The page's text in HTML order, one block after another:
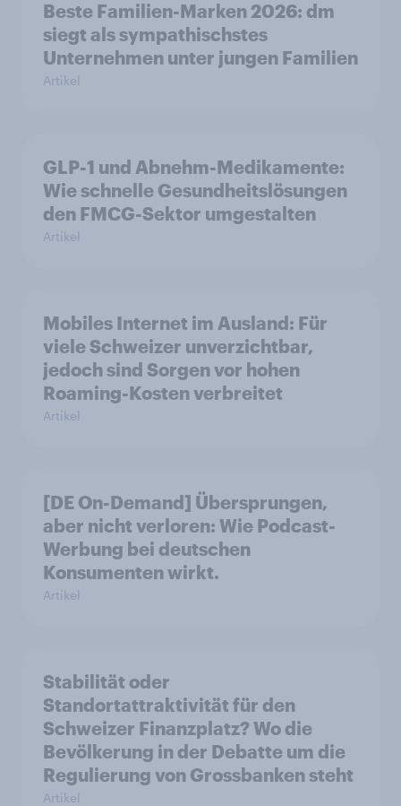
Beste Familien-Marken 2026: dm
siegt als sympathischstes
Unternehmen unter jungen Familien
Artikel
GLP-1 und Abnehm-Medikamente:
Wie schnelle Gesundheitslösungen
den FMCG-Sektor umgestalten
Artikel
Mobiles Internet im Ausland: Für
viele Schweizer unverzichtbar,
jedoch sind Sorgen vor hohen
Roaming-Kosten verbreitet
Artikel
[DE On-Demand] Übersprungen,
aber nicht verloren: Wie Podcast-
Werbung bei deutschen
Konsumenten wirkt.
Artikel
Stabilität oder
Standortattraktivität für den
Schweizer Finanzplatz? Wo die
Bevölkerung in der Debatte um die
Regulierung von Grossbanken steht
Artikel